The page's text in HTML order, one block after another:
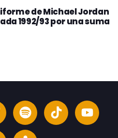
de Michael Jordan
1992/93 por una suma